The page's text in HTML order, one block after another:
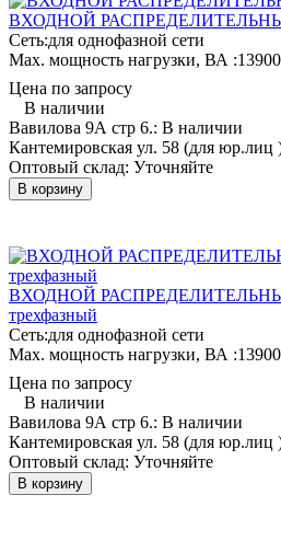
ВХОДНОЙ
Сеть:для однофазной сети
Мах. мощность нагрузки, ВА :13900
Цена по запросу
В наличии
Вавилова 9А стр 6.: В наличии
Кантемировская ул. 58 (для юр.лиц
Оптовый склад: Уточняйте
В корзину
ВХОДНОЙ
трехфазный
Сеть:для однофазной сети
Мах. мощность нагрузки, ВА :13900
Цена по запросу
В наличии
Вавилова 9А стр 6.: В наличии
Кантемировская ул. 58 (для юр.лиц
Оптовый склад: Уточняйте
В корзину